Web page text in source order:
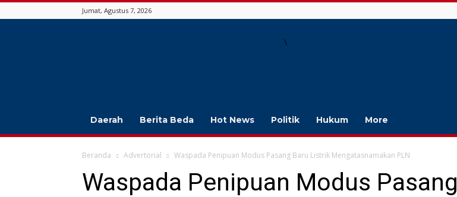
Jumat, Agustus 7, 2026
\
Daerah Berita Beda Hot News Politik Hukum More
Beranda Advertorial Waspada Penipuan Modus Pasang Baru Listrik Mengatasnamakan PLN
Waspada Penipuan Modus Pasang